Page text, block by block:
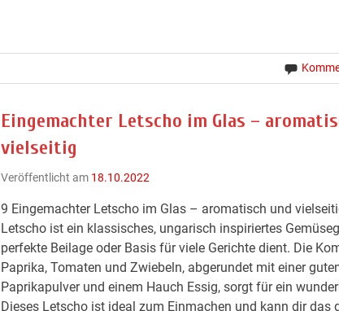
Eingemachter Letscho im Glas –
vielseitig
Veröffentlicht am 18.10.2022
9 Eingemachter Letscho im Glas – aromatisch und
Letscho ist ein klassisches, ungarisch inspiriertes
perfekte Beilage oder Basis für viele Gerichte dient. Die
Paprika, Tomaten und Zwiebeln, abgerundet mit einer
Paprikapulver und einem Hauch Essig, sorgt für ein
Dieses Letscho ist ideal zum Einmachen und kann dir das